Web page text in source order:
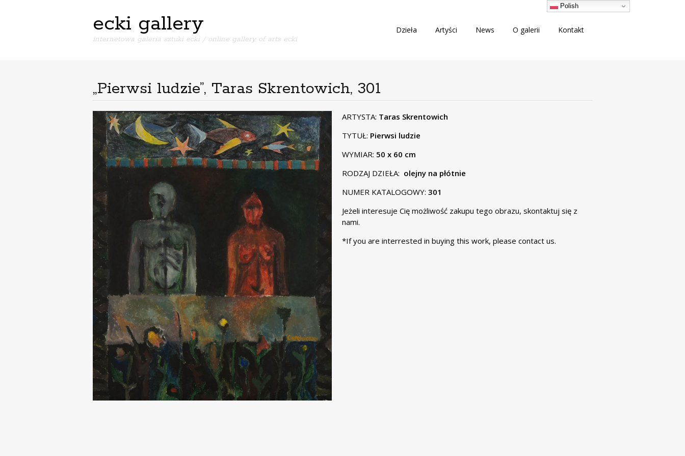
ecki gallery
internetowa galeria sztuki ecki / online gallery of arts ecki
S
n
e
t
Dzieła Artyści News O galerii Kontakt
„Pierwsi ludzie”, Taras Skrentowich, 301
ARTYSTA: Taras Skrentowich
TYTUŁ: Pierwsi ludzie
WYMIAR: 50 x 60 cm
RODZAJ DZIEŁA: olejny na płótnie
NUMER KATALOGOWY: 301
Jeżeli interesuje Cię możliwość zakupu tego obrazu, skontaktuj się z
nami.
*If you are interrested in buying this work, please contact us.
Polish